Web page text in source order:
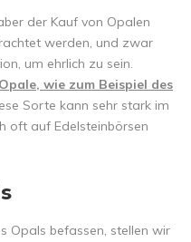
der Kauf von Opalen
werden, und zwar
um ehrlich zu sein.
wie zum Beispiel des
Sorte kann sehr stark im
oft auf Edelsteinbörsen
Opals befassen, stellen wir